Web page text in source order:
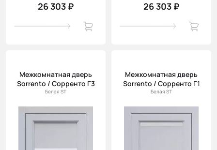
26 303 ₽ 26 303 ₽
Межкомнатная дверь
Sorrento / Сорренто Г3
Белая ST
Межкомнатная дверь
Sorrento / Сорренто Г1
Белая ST